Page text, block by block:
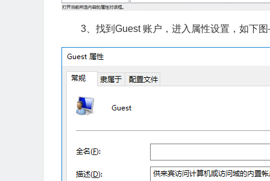
3、找到Guest 账户，进入属性设置，如下